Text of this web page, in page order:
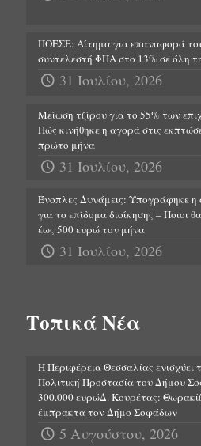
ΠΟΕΣΕ: Αίτημα για επαναφορά
συντελεστή ΦΠΑ στο 13% σε όλη
31 Ιουλίου, 2026
Μείωση τζίρου για το 55% των
Πώς κινήθηκε η αγορά στις
πρώτο μήνα
31 Ιουλίου, 2026
Ένοπλες Δυνάμεις: Υπογράφηκε
για το επίδομα διοίκησης – Ποιοι
έως 500 ευρώ τον μήνα
31 Ιουλίου, 2026
Τοπικά Νέα
Η Περιφέρεια Θεσσαλίας ενισχύει
Πολιτική Προστασία του Δήμου
300.000 ευρώΔ. Κουρέτας:
έμπρακτα τον Δήμο Σοφάδων
5 Αυγούστου, 2026